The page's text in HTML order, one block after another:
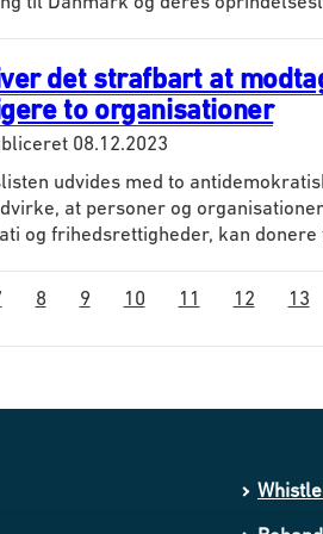
det strafbart at
to organisationer
08.12.2023
udvides med to
at personer og
og frihedsrettigheder, kan donere
8 9 10 11 12 13